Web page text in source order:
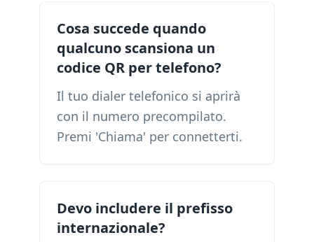
Cosa succede quando
qualcuno scansiona un
codice QR per telefono?
Il tuo dialer telefonico si aprirà
con il numero precompilato.
Premi 'Chiama' per connetterti.
Devo includere il prefisso
internazionale?